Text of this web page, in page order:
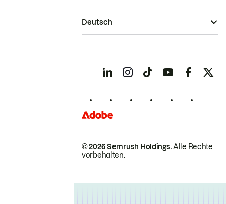
© 2026 Semrush Holdings.Alle Rechte
vorbehalten.
Deutsch